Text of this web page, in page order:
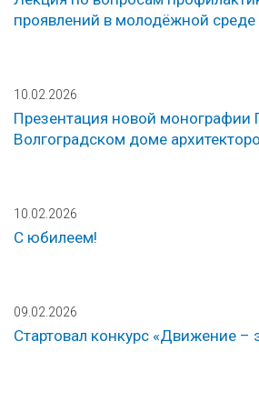
проявлений в молодёжной среде
10.02.2026
Презентация новой монографии
Волгоградском доме
10.02.2026
С юбилеем!
09.02.2026
Стартовал конкурс «Движение –